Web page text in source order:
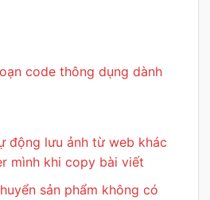
code thông dụng dành
động lưu ảnh từ web khác
mình khi copy bài viết
sản phẩm không có